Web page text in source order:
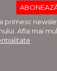
primesc
Afla mai